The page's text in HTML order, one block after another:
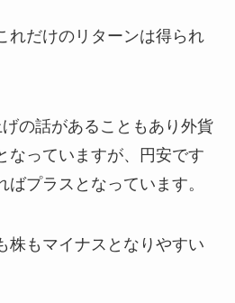
れだけのリターンは得られ
の話があることもあり外貨
なっていますが、円安です
プラスとなっています。
株もマイナスとなりやすい